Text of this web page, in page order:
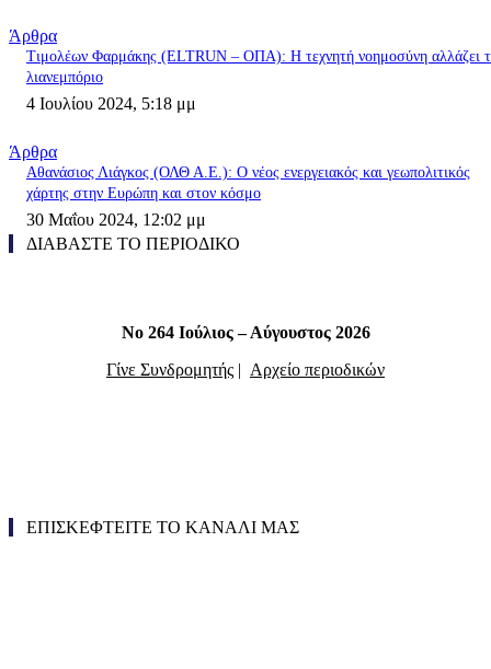
Άρθρα
Τιμολέων Φαρμάκης (ELTRUN – ΟΠΑ): Η τεχνητή νοημοσύνη αλλάζει
λιανεμπόριο
4 Ιουλίου 2024, 5:18 μμ
Άρθρα
Αθανάσιος Λιάγκος (ΟΛΘ Α.Ε.): Ο νέος ενεργειακός και γεωπολιτικός
χάρτης στην Ευρώπη και στον κόσμο
30 Μαΐου 2024, 12:02 μμ
ΔΙΑΒΑΣΤΕ ΤΟ ΠΕΡΙΟΔΙΚΟ
Νο 264 Ιούλιος – Αύγουστος 2026
Γίνε Συνδρομητής | Αρχείο περιοδικών
ΕΠΙΣΚΕΦΤΕΙΤΕ ΤΟ ΚΑΝΑΛΙ ΜΑΣ